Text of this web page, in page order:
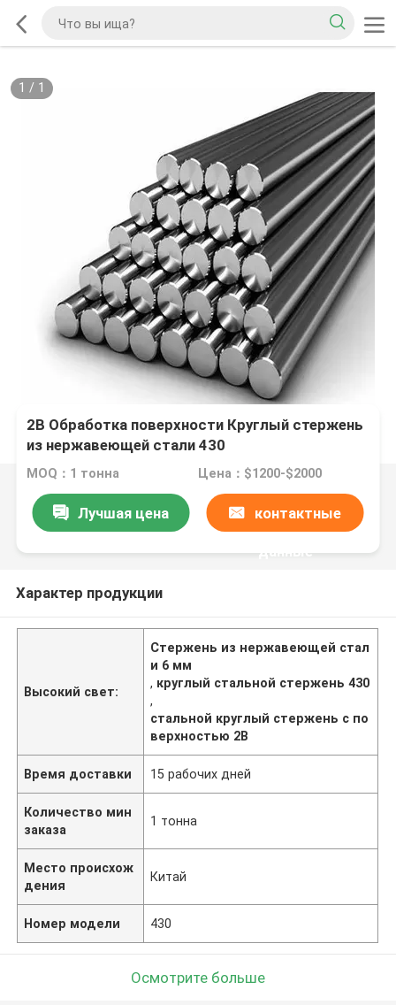
1 / 1
2B Обработка поверхности Круглый стержень
из нержавеющей стали 430
MOQ：1 тонна Цена：$1200-$2000
Лучшая цена контактные
данные
Характер продукции
Высокий свет:
Стержень из нержавеющей стал
и 6 мм
, круглый стальной стержень 430
,
стальной круглый стержень с по
верхностью 2B
Время доставки 15 рабочих дней
Количество мин
заказа
1 тонна
Место происхож
дения
Китай
Номер модели 430
Осмотрите больше